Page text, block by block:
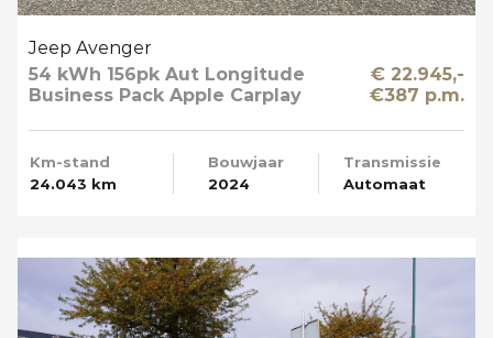
Jeep Avenger
54 kWh 156pk Aut Longitude
Business Pack Apple Carplay
€ 22.945,-
€387 p.m.
Km-stand
24.043 km
Bouwjaar
2024
Transmissie
Automaat